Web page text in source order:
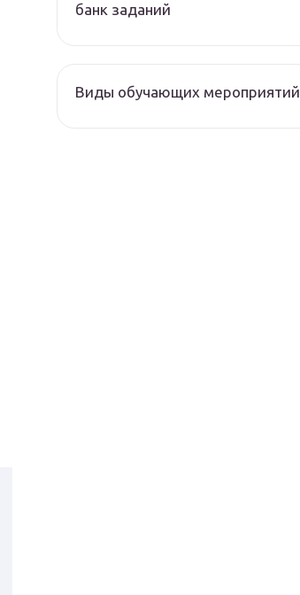
банк заданий
Виды обучающих мероприятий